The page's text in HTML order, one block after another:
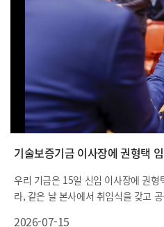
기술보증기금 이사장에 권형택
우리 기금은 15일 신임 이사장에 권
라, 같은 날 본사에서 취임식을 갖고
2026-07-15